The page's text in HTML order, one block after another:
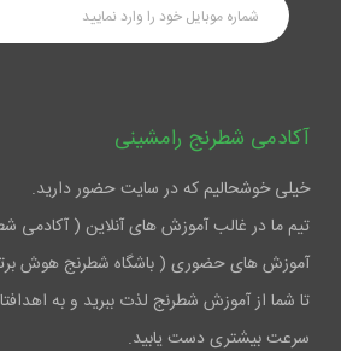
آکادمی شطرنج رامشینی
خیلی خوشحالیم که در سایت حضور دارید.
تیم ما در غالب آموزش های آنلاین ( آکادمی
آموزش های حضوری ( باشگاه شطرنج هوش
تا شما از آموزش شطرنج لذت ببرید و به
سرعت بیشتری دست یابید.